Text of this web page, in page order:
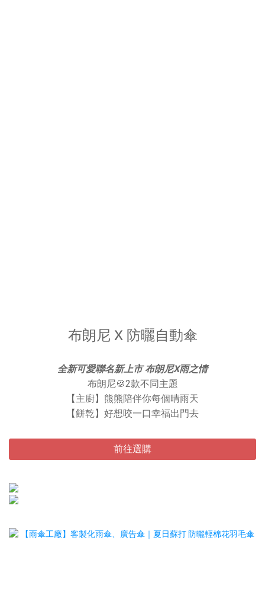
布朗尼 X 防曬自動傘
全新可愛聯名新上市 布朗尼X雨之情
布朗尼🍪2款不同主題
【主廚】熊熊陪伴你每個晴雨天
【餅乾】好想咬一口幸福出門去
前往選購